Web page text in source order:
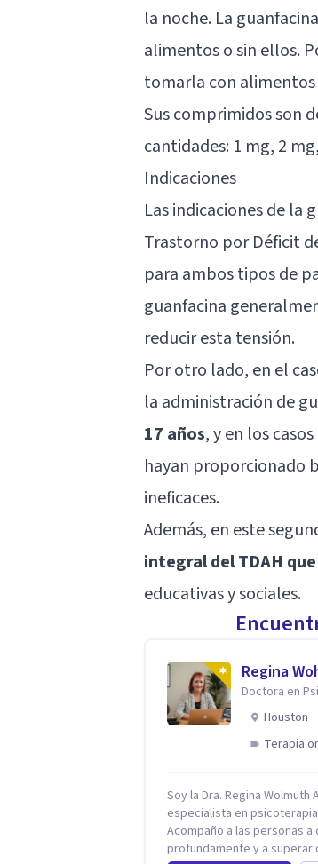
la noche. La
alimentos o sin ellos.
tomarla con alimentos
Sus comprimidos son
cantidades: 1 mg, 2
Indicaciones
Las indicaciones de la
Trastorno por Déficit
para ambos tipos de
guanfacina
reducir esta tensión.
Por otro lado, en el
la administración de
17 años, y en los
hayan proporcionado
ineficaces.
Además, en este
integral del TDAH
educativas y sociales.
Regina
Doctora en
Houston
Terapia
Soy la Dra. Regina Wolmuth
especialista en
Acompaño a las personas
profundamente y a superar